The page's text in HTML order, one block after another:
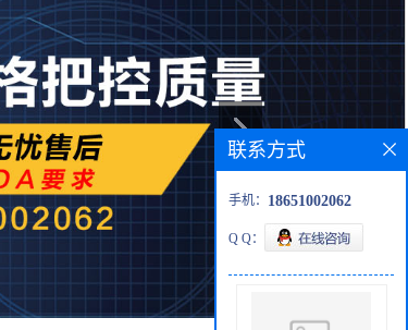
联系方式
手机： 18651002062
Q Q：